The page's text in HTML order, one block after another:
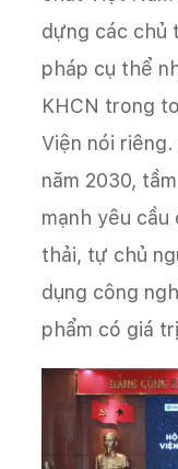
dựng các chủ
pháp cụ thể
KHCN trong
Viện nói
năm 2030,
mạnh yêu
thải, tự chủ
dụng công
phẩm có giá